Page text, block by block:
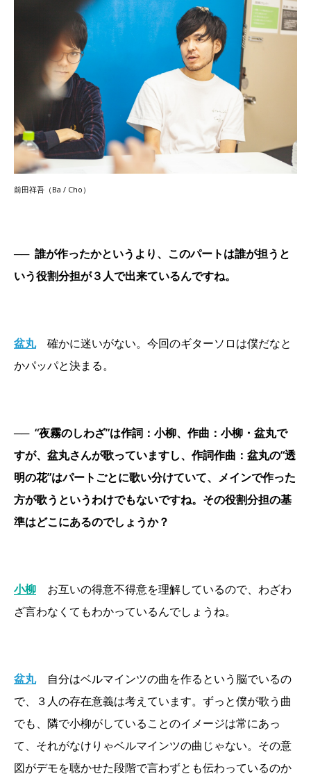
前田祥吾（Ba / Cho）
── 誰が作ったかというより、このパートは誰が担うと
いう役割分担が３人で出来ているんですね。
盆丸
確かに迷いがない。今回のギターソロは僕だなと
かパッパと決まる。
── “夜霧のしわざ”は作詞：小柳、作曲：小柳・盆丸で
すが、盆丸さんが歌っていますし、作詞作曲：盆丸の“透
明の花”はパートごとに歌い分けていて、メインで作った
方が歌うというわけでもないですね。その役割分担の基
準はどこにあるのでしょうか？
小柳
お互いの得意不得意を理解しているので、わざわ
ざ言わなくてもわかっているんでしょうね。
盆丸
自分はベルマインツの曲を作るという脳でいるの
で、３人の存在意義は考えています。ずっと僕が歌う曲
でも、隣で小柳がしていることのイメージは常にあっ
て、それがなけりゃベルマインツの曲じゃない。その意
図がデモを聴かせた段階で言わずとも伝わっているのか